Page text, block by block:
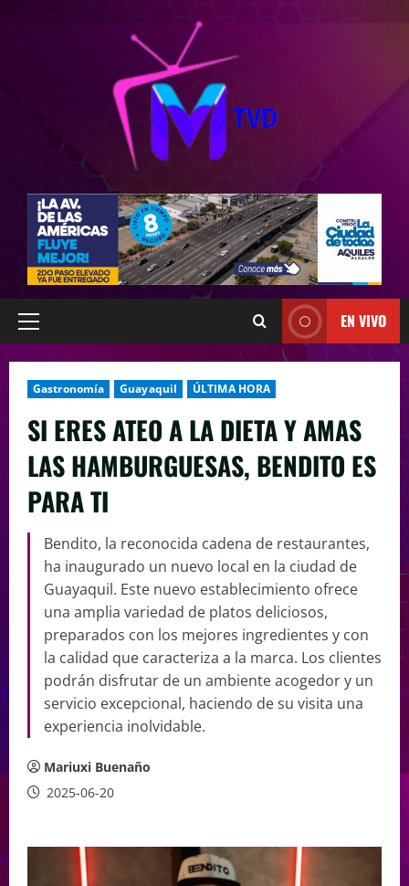
EN VIVO
Gastronomía Guayaquil ÚLTIMA HORA
SI ERES ATEO A LA DIETA Y AMAS
LAS HAMBURGUESAS, BENDITO ES
PARA TI
Bendito, la reconocida cadena de restaurantes,
ha inaugurado un nuevo local en la ciudad de
Guayaquil. Este nuevo establecimiento ofrece
una amplia variedad de platos deliciosos,
preparados con los mejores ingredientes y con
la calidad que caracteriza a la marca. Los clientes
podrán disfrutar de un ambiente acogedor y un
servicio excepcional, haciendo de su visita una
experiencia inolvidable.
Mariuxi Buenaño
2025-06-20